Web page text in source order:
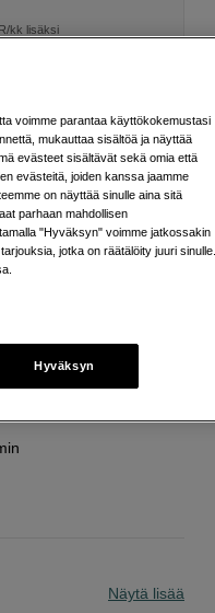
kk lisäksi
asunnon vuokraamista,
Apua saat kuntasi talous- ja
kkv.fi (avautuu uuteen
erityisen paljon.
lisää valikoituja
Näytä lisää
voimme parantaa käyttökokemustasi
mukauttaa sisältöä ja näyttää
evästeet sisältävät sekä omia että
evästeitä, joiden kanssa jaamme
on näyttää sinulle aina sitä
parhaan mahdollisen
"Hyväksyn" voimme jatkossakin
jotka on räätälöity juuri
Hyväksyn